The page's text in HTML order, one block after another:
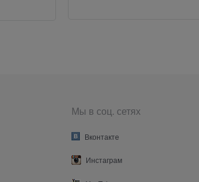
Мы в соц. сетях
Вконтакте
Инстаграм